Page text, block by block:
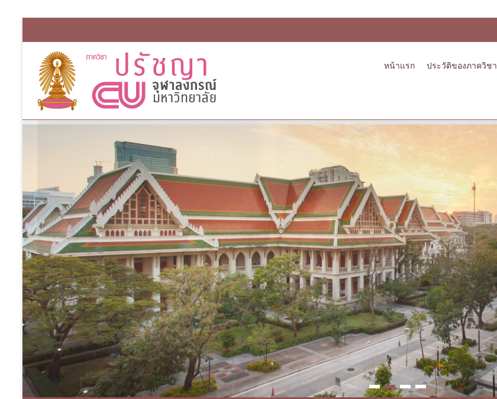
หน้าแรก ประวัติของภาควิชา
1 2 3 4